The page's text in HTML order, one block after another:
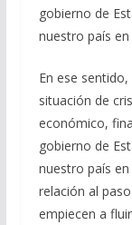
gobierno de
nuestro país
En ese
situación de
económico,
gobierno de
nuestro país
relación al
empiecen a